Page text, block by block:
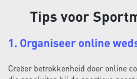
Tips voor
1. Organiseer online
Creëer betrokkenheid door online